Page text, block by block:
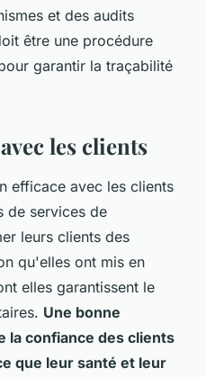
et des audits
être une procédure
garantir la traçabilité
les clients
efficace avec les clients
de services de
leurs clients des
qu'elles ont mis en
elles garantissent le
Une bonne
la confiance des clients
que leur santé et leur